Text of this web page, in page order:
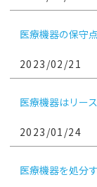
医療機器の保守
2023/02/21
医療機器はリー
2023/01/24
医療機器を処分